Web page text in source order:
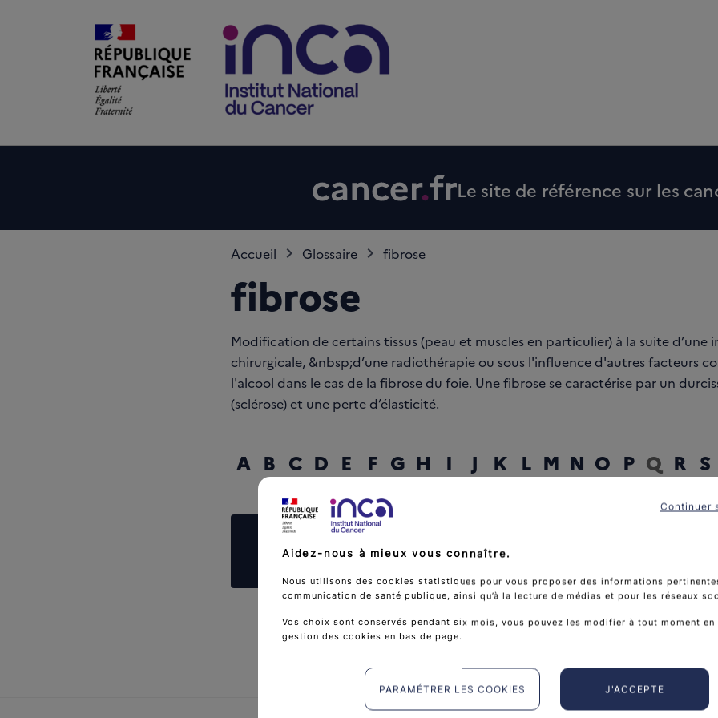
Le site de référence sur les
Accueil Glossaire fibrose
fibrose
Modification de certains tissus (peau et muscles en particulier) à la suite d’une
chirurgicale, &nbsp;d’une radiothérapie ou sous l'influence d'autres facteurs
l'alcool dans le cas de la fibrose du foie. Une fibrose se caractérise par un
(sclérose) et une perte d’élasticité.
A B C D E F G H I J K L M N O P Q R S
Rechercher un mot
Aidez-nous à mieux vous connaître.
Nous utilisons des cookies statistiques pour vous proposer des informations
communication de santé publique, ainsi qu’à la lecture de médias et pour les réseaux
Vos choix sont conservés pendant six mois, vous pouvez les modifier à tout moment en
gestion des cookies en bas de page.
J'ACCEPTE
PARAMÉTRER LES COOKIES
Continuer